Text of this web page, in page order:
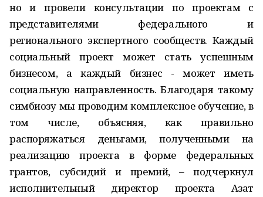
но и провели консультации по проектам с
представителями федерального и
регионального экспертного сообществ. Каждый
социальный проект может стать успешным
бизнесом, а каждый бизнес - может иметь
социальную направленность. Благодаря такому
симбиозу мы проводим комплексное обучение, в
том числе, объясняя, как правильно
распоряжаться деньгами, полученными на
реализацию проекта в форме федеральных
грантов, субсидий и премий, – подчеркнул
исполнительный директор проекта Азат